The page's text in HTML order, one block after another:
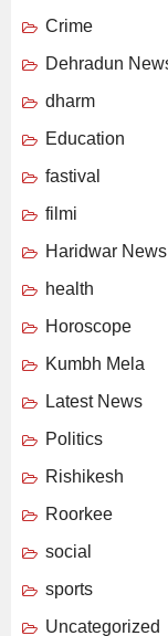
Crime
Dehradun
dharm
Education
fastival
filmi
Haridwar News
health
Horoscope
Kumbh Mela
Latest News
Politics
Rishikesh
Roorkee
social
sports
Uncategorized